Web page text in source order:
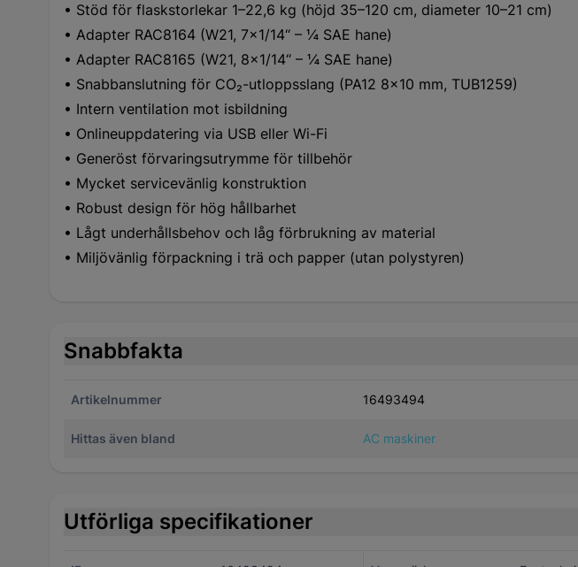
• Stöd för flaskstorlekar 1–22,6 kg (höjd 35–120 cm, diameter 10–21 cm)
• Adapter RAC8164 (W21, 7×1/14‘‘ – ¼ SAE hane)
• Adapter RAC8165 (W21, 8×1/14‘‘ – ¼ SAE hane)
• Snabbanslutning för CO₂-utloppsslang (PA12 8×10 mm, TUB1259)
• Intern ventilation mot isbildning
• Onlineuppdatering via USB eller Wi-Fi
• Generöst förvaringsutrymme för tillbehör
• Mycket servicevänlig konstruktion
• Robust design för hög hållbarhet
• Lågt underhållsbehov och låg förbrukning av material
• Miljövänlig förpackning i trä och papper (utan polystyren)
Snabbfakta
Artikelnummer 16493494
Hittas även bland AC maskiner
Utförliga specifikationer